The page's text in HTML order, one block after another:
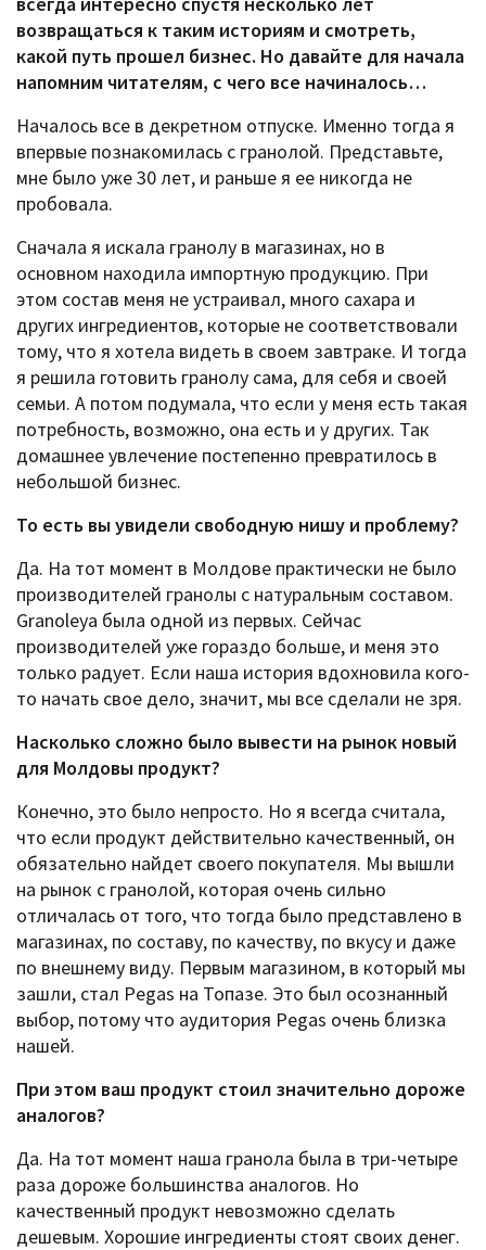
возвращаться к таким историям и смотреть,
какой путь прошел бизнес. Но давайте для начала
напомним читателям, с чего все начиналось…
Началось все в декретном отпуске. Именно тогда я
впервые познакомилась с гранолой. Представьте,
мне было уже 30 лет, и раньше я ее никогда не
пробовала.
Сначала я искала гранолу в магазинах, но в
основном находила импортную продукцию. При
этом состав меня не устраивал, много сахара и
других ингредиентов, которые не соответствовали
тому, что я хотела видеть в своем завтраке. И тогда
я решила готовить гранолу сама, для себя и своей
семьи. А потом подумала, что если у меня есть такая
потребность, возможно, она есть и у других. Так
домашнее увлечение постепенно превратилось в
небольшой бизнес.
То есть вы увидели свободную нишу и проблему?
Да. На тот момент в Молдове практически не было
производителей гранолы с натуральным составом.
Granoleya была одной из первых. Сейчас
производителей уже гораздо больше, и меня это
только радует. Если наша история вдохновила кого-
то начать свое дело, значит, мы все сделали не зря.
Насколько сложно было вывести на рынок новый
для Молдовы продукт?
Конечно, это было непросто. Но я всегда считала,
что если продукт действительно качественный, он
обязательно найдет своего покупателя. Мы вышли
на рынок с гранолой, которая очень сильно
отличалась от того, что тогда было представлено в
магазинах, по составу, по качеству, по вкусу и даже
по внешнему виду. Первым магазином, в который мы
зашли, стал Pegas на Топазе. Это был осознанный
выбор, потому что аудитория Pegas очень близка
нашей.
При этом ваш продукт стоил значительно дороже
аналогов?
Да. На тот момент наша гранола была в три-четыре
раза дороже большинства аналогов. Но
качественный продукт невозможно сделать
дешевым. Хорошие ингредиенты стоят своих денег.